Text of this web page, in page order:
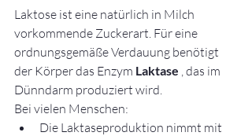
Laktose ist eine natürlich in Milch
vorkommende Zuckerart. Für eine
ordnungsgemäße Verdauung benötigt
der Körper das Enzym Laktase , das im
Dünndarm produziert wird.
Bei vielen Menschen:
Die Laktaseproduktion nimmt mit